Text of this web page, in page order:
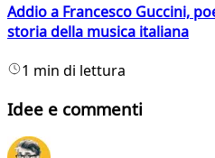
Addio a Francesco Guccini,
storia della musica italiana
1 min di lettura
Idee e commenti